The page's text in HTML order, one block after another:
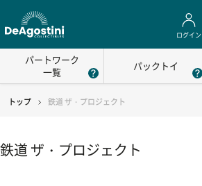
ログイン
パートワーク
一覧
パックトイ
トップ 鉄道 ザ・プロジェクト
鉄道 ザ・プロジェクト